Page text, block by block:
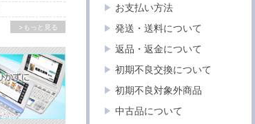
>もっと見る
お支払い方法
発送・送料について
返品・返金について
初期不良交換について
初期不良対象外商品
中古品について